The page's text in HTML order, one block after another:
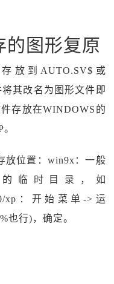
的图形复原
放到AUTO.SV$或
其改名为图形文件即
存放在WINDOWS的
放位置：win9x：一般
的临时目录，如
xp：开始菜单->运
也行)，确定。